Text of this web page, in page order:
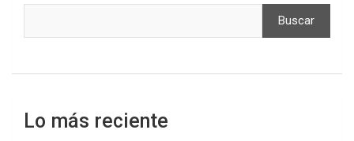
Buscar
Lo más reciente